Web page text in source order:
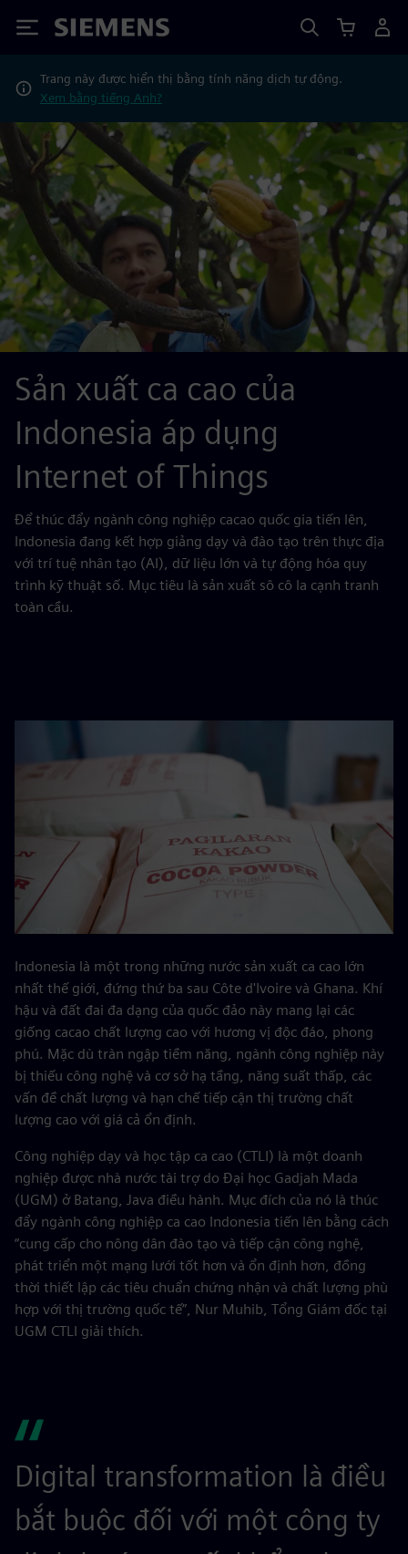
Siemens
Trang này được hiển thị bằng tính năng dịch tự động.
Xem bằng tiếng Anh?
Sản xuất ca cao của
Indonesia áp dụng
Internet of Things
Để thúc đẩy ngành công nghiệp cacao quốc gia tiến lên,
Indonesia đang kết hợp giảng dạy và đào tạo trên thực địa
với trí tuệ nhân tạo (AI), dữ liệu lớn và tự động hóa quy
trình kỹ thuật số. Mục tiêu là sản xuất sô cô la cạnh tranh
toàn cầu.
Indonesia là một trong những nước sản xuất ca cao lớn
nhất thế giới, đứng thứ ba sau Côte d'Ivoire và Ghana. Khí
hậu và đất đai đa dạng của quốc đảo này mang lại các
giống cacao chất lượng cao với hương vị độc đáo, phong
phú. Mặc dù tràn ngập tiềm năng, ngành công nghiệp này
bị thiếu công nghệ và cơ sở hạ tầng, năng suất thấp, các
vấn đề chất lượng và hạn chế tiếp cận thị trường chất
lượng cao với giá cả ổn định.
Công nghiệp dạy và học tập ca cao (CTLI) là một doanh
nghiệp được nhà nước tài trợ do Đại học Gadjah Mada
(UGM) ở Batang, Java điều hành. Mục đích của nó là thúc
đẩy ngành công nghiệp ca cao Indonesia tiến lên bằng cách
“cung cấp cho nông dân đào tạo và tiếp cận công nghệ,
phát triển một mạng lưới tốt hơn và ổn định hơn, đồng
thời thiết lập các tiêu chuẩn chứng nhận và chất lượng phù
hợp với thị trường quốc tế”, Nur Muhib, Tổng Giám đốc tại
UGM CTLI giải thích.
Digital transformation là điều
bắt buộc đối với một công ty